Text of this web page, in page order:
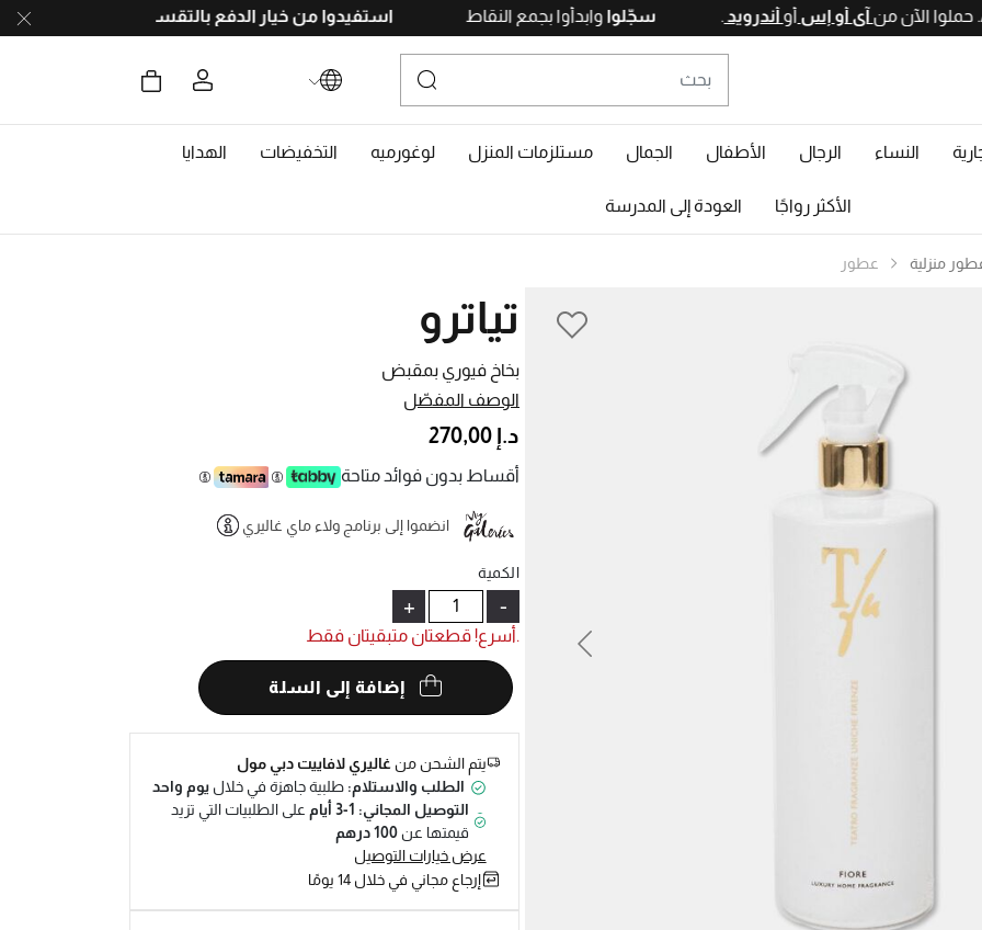
آي أو إسأوأندرويد .سجّلواوابدأوا بجمع النقاطاستفيدوا من خيار الدفع بالتقسيط
النساء الرجال الأطفال الجمال مستلزمات المنزل لوغورميه التخفيضات الهدايا
الأكثر رواجًا العودة إلى المدرسة
منزلية عطور
Previous
بخاخ فيوري بمقبض
تياترو
الوصف المفصّل
د.إ 270,00
أقساط بدون فوائد متاحة
انضموا إلى برنامج ولاء ماي غاليري
الكمية
-
+
.أسرع! قطعتان متبقيتان فقط
إضافة إلى السلة
يتم الشحن منغاليري لافاييت دبي مول
الطلب والاستلام:طلبية جاهزة في خلاليوم واحد
التوصيل المجاني: 1-3 أيام
على الطلبيات التي تزيد
قيمتها عن100 درهم
عرض خيارات التوصيل
إرجاع مجاني في خلال 14 يومًا